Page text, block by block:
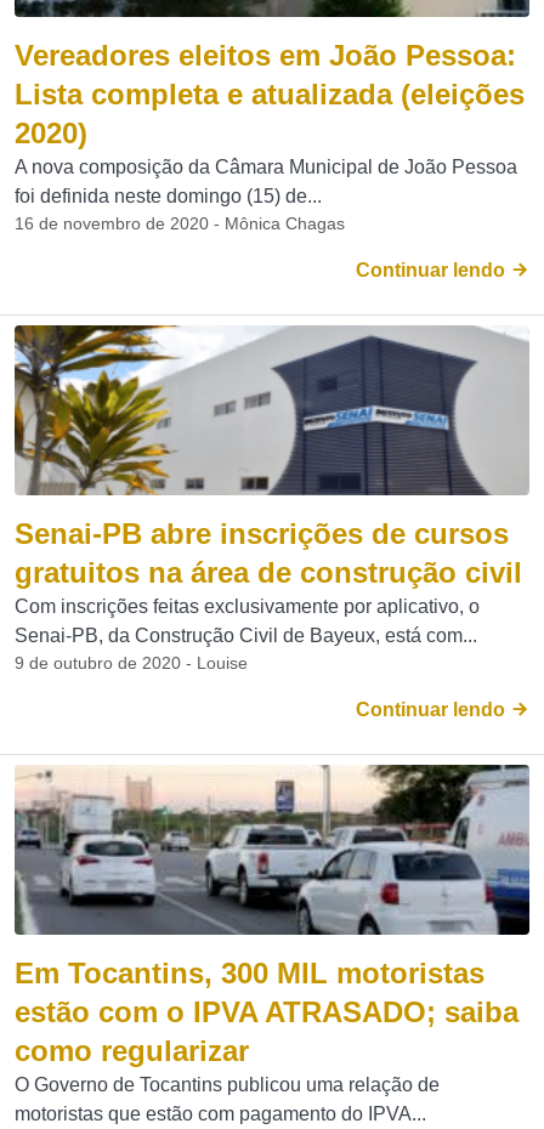
Vereadores eleitos em João Pessoa:
Lista completa e atualizada (eleições
2020)
A nova composição da Câmara Municipal de João Pessoa
foi definida neste domingo (15) de...
16 de novembro de 2020 - Mônica Chagas
Continuar lendo
Senai-PB abre inscrições de cursos
gratuitos na área de construção civil
Com inscrições feitas exclusivamente por aplicativo, o
Senai-PB, da Construção Civil de Bayeux, está com...
9 de outubro de 2020 - Louise
Continuar lendo
Em Tocantins, 300 MIL motoristas
estão com o IPVA ATRASADO; saiba
como regularizar
O Governo de Tocantins publicou uma relação de
motoristas que estão com pagamento do IPVA...